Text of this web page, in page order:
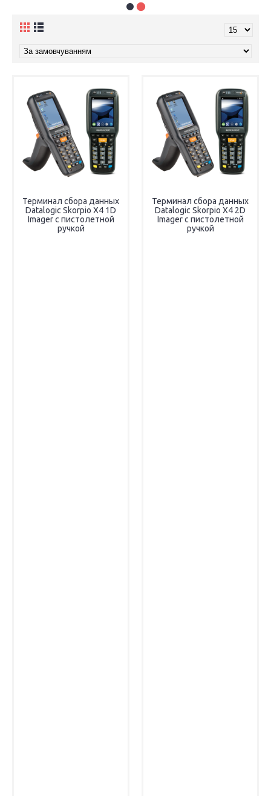
Терминал сбора данных
Datalogic Skorpio X4 1D
Imager с пистолетной
ручкой
Терминал сбора данных
Datalogic Skorpio X4 2D
Imager c пистолетной
ручкой